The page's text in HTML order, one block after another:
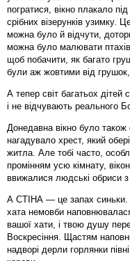
погратися, вікно плакало
срібних візерунків узимку.
можна було й відчути,
можна було малювати
щоб побачити, як багато
були аж жовтими від
А тепер світ багатьох дітей
і не відчувають реального
Донедавна вікно було
нагадувало хрест, який
житла. Але тобі часто,
промінням усю кімнату,
ввижалися людські обриси
А СТІНА — це запах синьки.
хата немовби
вашої хати, і твою душу
Воскресіння. Щастям
надворі дерли горлянки